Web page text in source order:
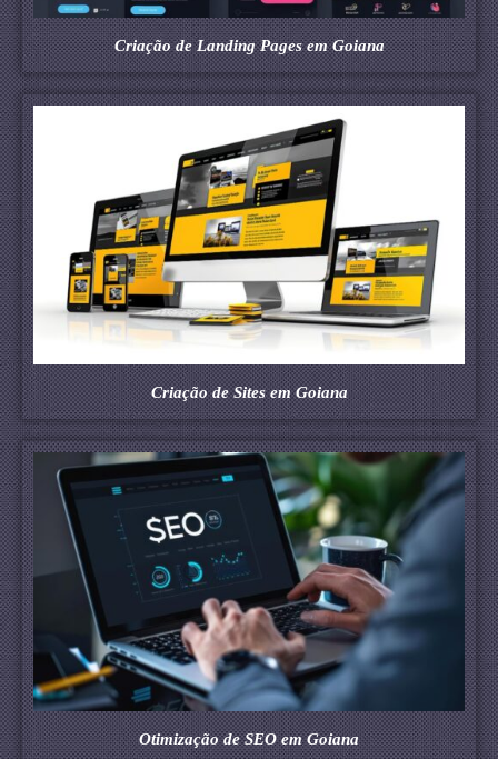
Criação de Landing Pages em Goiana
Criação de Sites em Goiana
Otimização de SEO em Goiana